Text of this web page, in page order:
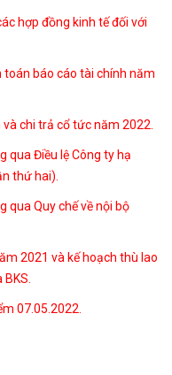
hợp đồng kinh tế đối với
toán báo cáo tài chính năm
chi trả cổ tức năm 2022.
qua Điều lệ Công ty hạ
thứ hai).
qua Quy chế về nội bộ
2021 và kế hoạch thù lao
07.05.2022.